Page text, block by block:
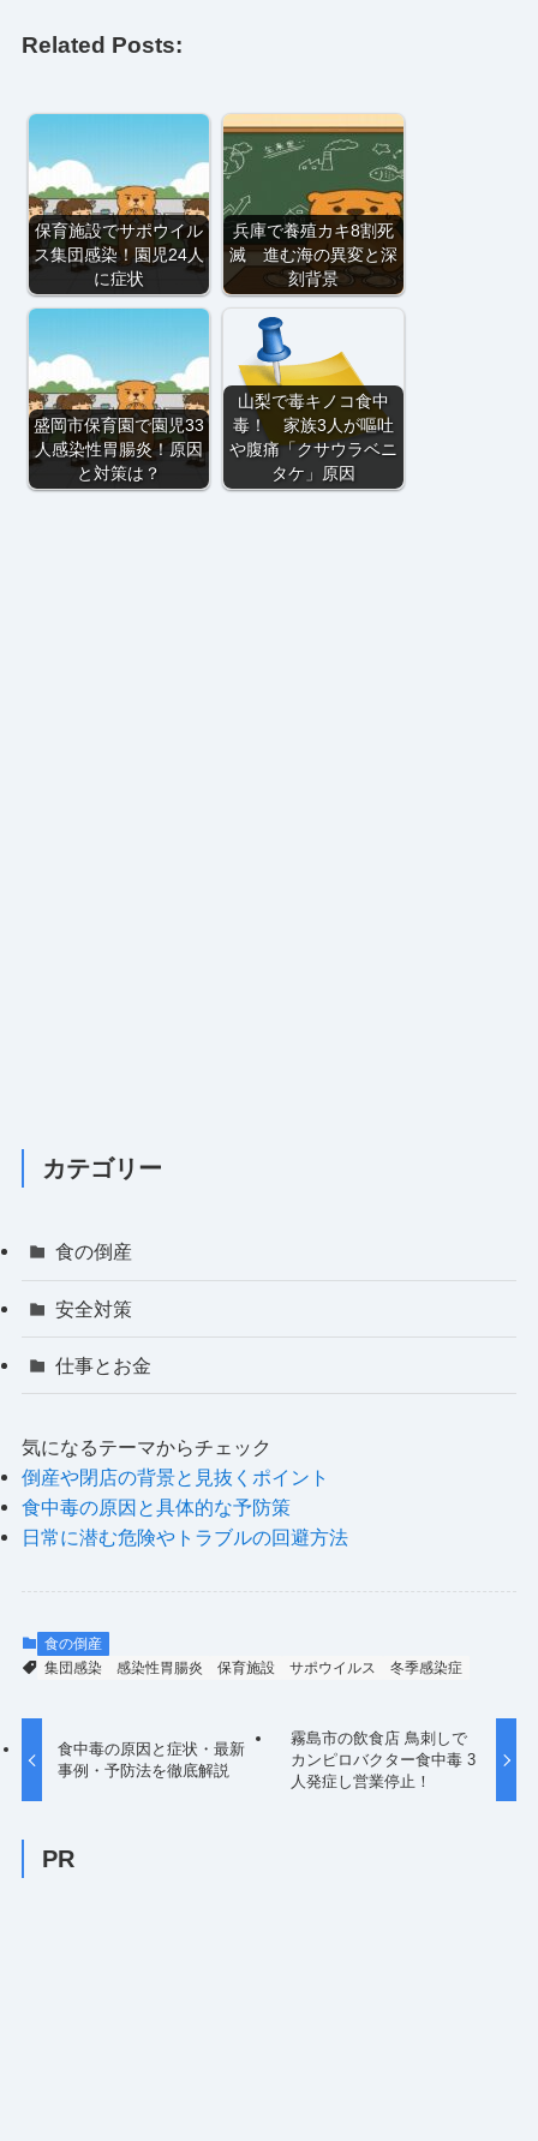
Related Posts:
保育施設でサポウイル
ス集団感染！園児24人
に症状
兵庫で養殖カキ8割死
滅 進む海の異変と深
刻背景
盛岡市保育園で園児33
人感染性胃腸炎！原因
と対策は？
山梨で毒キノコ食中
毒！ 家族3人が嘔吐
や腹痛「クサウラベニ
タケ」原因
カテゴリー
食の倒産
安全対策
仕事とお金
気になるテーマからチェック
倒産や閉店の背景と見抜くポイント
食中毒の原因と具体的な予防策
日常に潜む危険やトラブルの回避方法
食の倒産
集団感染
感染性胃腸炎 保育施設 サポウイルス 冬季感染症
食中毒の原因と症状・最新
事例・予防法を徹底解説
霧島市の飲食店 鳥刺しで
カンピロバクター食中毒 3
人発症し営業停止！
PR